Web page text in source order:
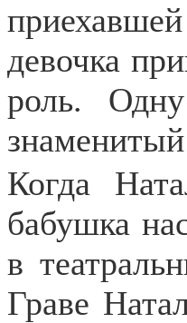
девочка
роль.
Когда
бабушка
в
Граве